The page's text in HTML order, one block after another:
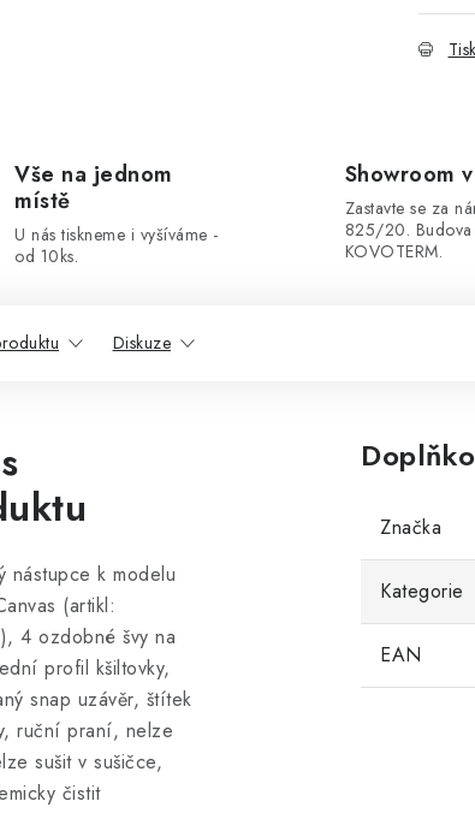
Tisk
Vše na jednom
místě
U nás tiskneme i vyšíváme -
od 10ks.
Showroom
Zastavte se za
825/20. Budova
KOVOTERM.
Diskuze
nástupce k modelu
(artikl:
4 ozdobné švy na
profil kšiltovky,
snap uzávěr, štítek
ruční praní, nelze
sušit v sušičce,
čistit
Značka
Kategorie
EAN